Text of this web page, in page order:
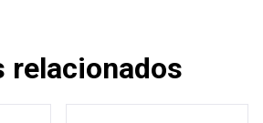
relacionados